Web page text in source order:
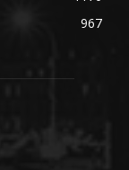
967